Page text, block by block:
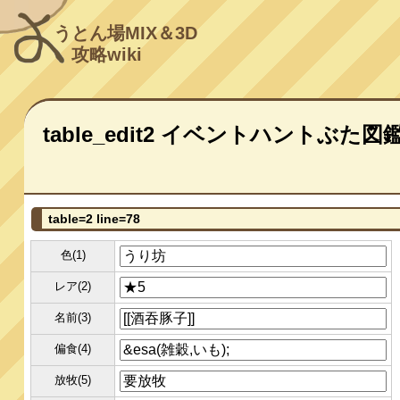
うとん場MIX＆3D
攻略wiki
table_edit2 イベントハントぶた図
table=2 line=78
色(1)
レア(2)
名前(3)
偏食(4)
放牧(5)